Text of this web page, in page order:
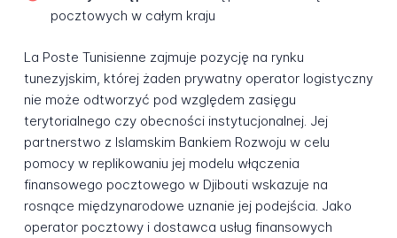
pocztowych w całym kraju
La Poste Tunisienne zajmuje pozycję na rynku
tunezyjskim, której żaden prywatny operator logistyczny
nie może odtworzyć pod względem zasięgu
terytorialnego czy obecności instytucjonalnej. Jej
partnerstwo z Islamskim Bankiem Rozwoju w celu
pomocy w replikowaniu jej modelu włączenia
finansowego pocztowego w Djibouti wskazuje na
rosnące międzynarodowe uznanie jej podejścia. Jako
operator pocztowy i dostawca usług finansowych